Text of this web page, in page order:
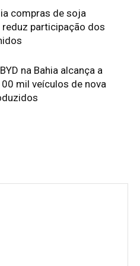
compras de soja
reduz participação dos
na Bahia alcança a
mil veículos de nova